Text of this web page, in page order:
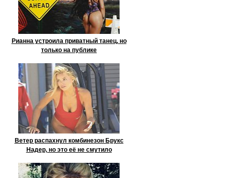
Рианна устроила приватный танец, но
только на публике
Ветер распахнул комбинезон Брукс
Надер, но это её не смутило